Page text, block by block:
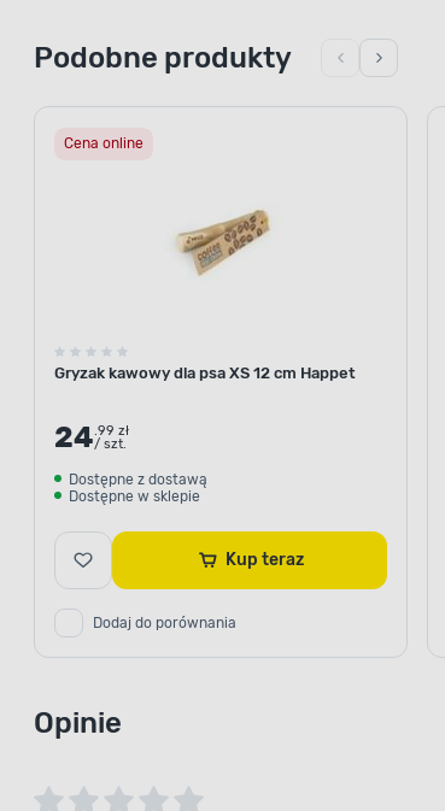
Podobne produkty
Cena online
Gryzak kawowy dla psa XS 12 cm Happet
24.99 zł
/ szt.
Dostępne z dostawą
Dostępne w sklepie
Kup teraz
Dodaj do porównania
Opinie